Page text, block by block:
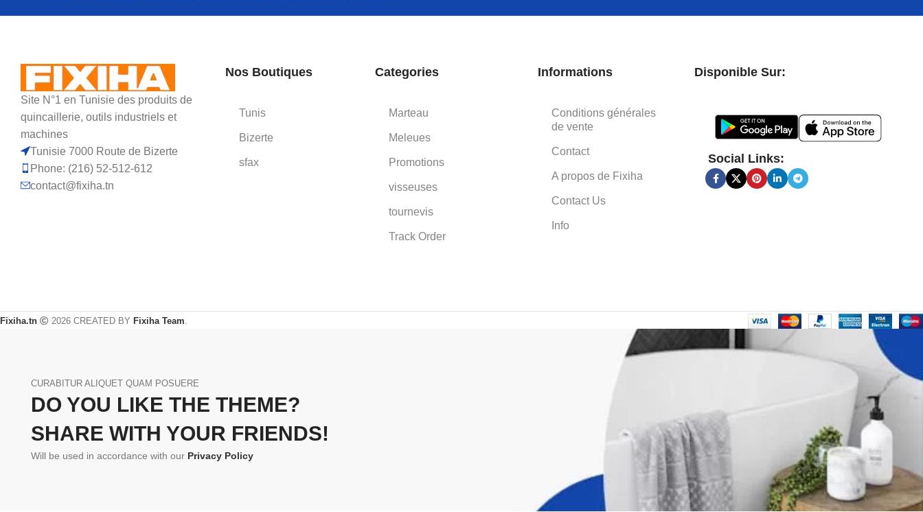
Site N°1 en Tunisie des produits de
quincaillerie, outils industriels et
machines
Tunisie 7000 Route de Bizerte
Phone: (216) 52-512-612
contact@fixiha.tn
Nos Boutiques
Tunis
Bizerte
sfax
Categories
Marteau
Meleues
Promotions
visseuses
tournevis
Track Order
Informations
Conditions générales
de vente
Contact
A propos de Fixiha
Contact Us
Info
Disponible Sur:
Social Links:
Fixiha.tn 2026 CREATED BY Fixiha Team
CURABITUR ALIQUET QUAM POSUERE
DO YOU LIKE THE THEME?
SHARE WITH YOUR FRIENDS!
Will be used in accordance with our Privacy Policy